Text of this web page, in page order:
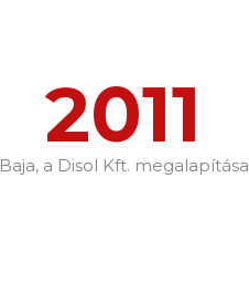
2011
Baja, a Disol Kft. megalapítása